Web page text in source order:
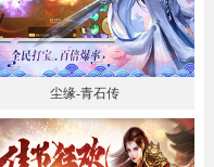
尘缘-青石传